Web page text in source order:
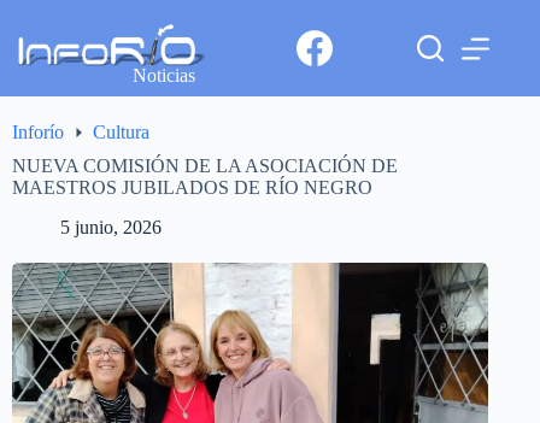
Noticias
Inforío
Cultura
NUEVA COMISIÓN DE LA ASOCIACIÓN DE
MAESTROS JUBILADOS DE RÍO NEGRO
5 junio, 2026